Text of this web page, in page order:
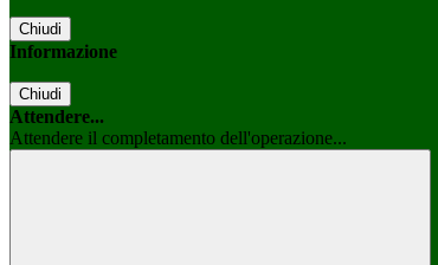
Chiudi
Informazione
Chiudi
Attendere...
Attendere il completamento dell'operazione...